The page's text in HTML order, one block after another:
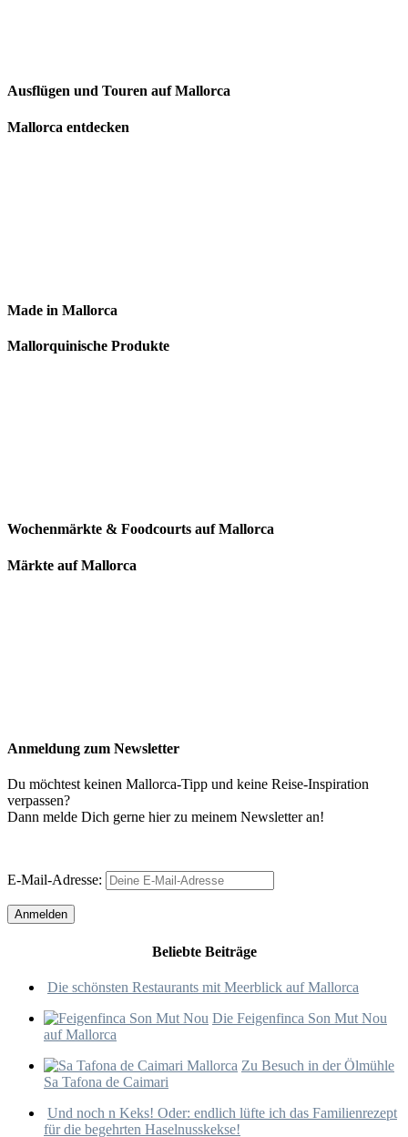
Ausflügen und Touren auf Mallorca
Mallorca entdecken
Made in Mallorca
Mallorquinische Produkte
Wochenmärkte & Foodcourts auf Mallorca
Märkte auf Mallorca
Anmeldung zum Newsletter
Du möchtest keinen Mallorca-Tipp und keine Reise-Inspiration
verpassen?
Dann melde Dich gerne hier zu meinem Newsletter an!
E-Mail-Adresse:
Beliebte Beiträge
Die schönsten Restaurants mit Meerblick auf Mallorca
Die Feigenfinca Son Mut Nou
auf Mallorca
Zu Besuch in der Ölmühle
Sa Tafona de Caimari
Und noch n Keks! Oder: endlich lüfte ich das Familienrezept
für die begehrten Haselnusskekse!